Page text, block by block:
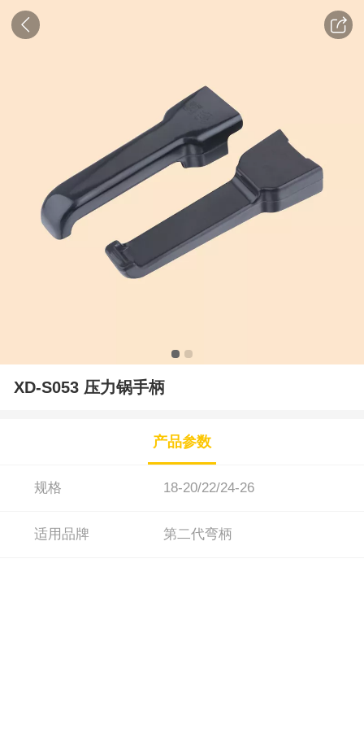
XD-S053 压力锅手柄
产品参数
规格 18-20/22/24-26
适用品牌 第二代弯柄